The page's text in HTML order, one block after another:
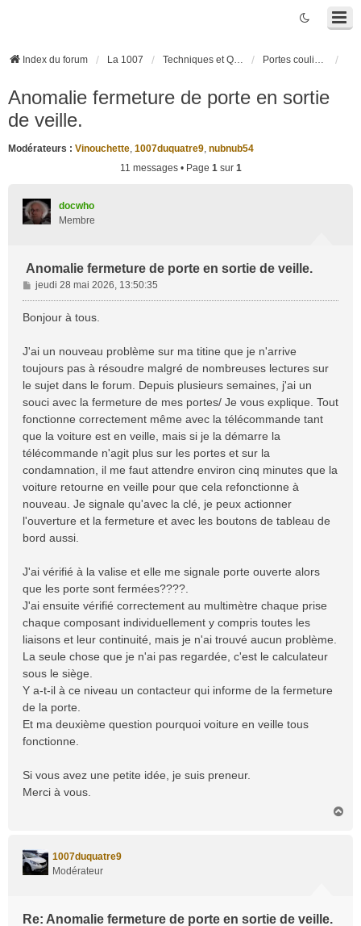
Index du forum La 1007 Techniques et Questions Portes coulissantes électriques
Anomalie fermeture de porte en sortie
de veille.
Modérateurs : Vinouchette, 1007duquatre9, nubnub54
11 messages • Page 1sur 1
docwho
Membre
Anomalie fermeture de porte en sortie de veille.
M
e
s
g
e
jeudi 28 mai 2026, 13:50:35
Bonjour à tous.
J'ai un nouveau problème sur ma titine que je n'arrive
toujours pas à résoudre malgré de nombreuses lectures sur
le sujet dans le forum. Depuis plusieurs semaines, j'ai un
souci avec la fermeture de mes portes/ Je vous explique. Tout
fonctionne correctement même avec la télécommande tant
que la voiture est en veille, mais si je la démarre la
télécommande n'agit plus sur les portes et sur la
condamnation, il me faut attendre environ cinq minutes que la
voiture retourne en veille pour que cela refonctionne à
nouveau. Je signale qu'avec la clé, je peux actionner
l'ouverture et la fermeture et avec les boutons de tableau de
bord aussi.
J'ai vérifié à la valise et elle me signale porte ouverte alors
que les porte sont fermées????.
J'ai ensuite vérifié correctement au multimètre chaque prise
chaque composant individuellement y compris toutes les
liaisons et leur continuité, mais je n'ai trouvé aucun problème.
La seule chose que je n'ai pas regardée, c'est le calculateur
sous le siège.
Y a-t-il à ce niveau un contacteur qui informe de la fermeture
de la porte.
Et ma deuxième question pourquoi voiture en veille tous
fonctionne.
Si vous avez une petite idée, je suis preneur.
Merci à vous.
1007duquatre9
Modérateur
Re: Anomalie fermeture de porte en sortie de veille.